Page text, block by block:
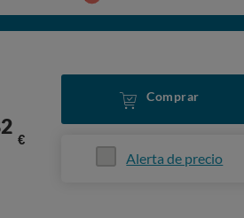
€
Comprar
Alerta de precio